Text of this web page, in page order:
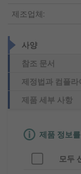
제조업체:
사양
참조 문서
제정법과 컴플라
제품 세부 사항
제품 정보
모두